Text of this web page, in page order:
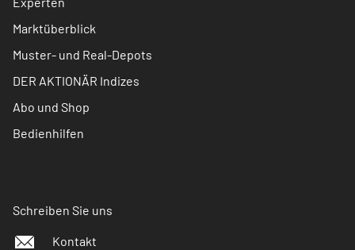
Marktüberblick
Muster- und Real-Depots
DER AKTIONÄR Indizes
Abo und Shop
Bedienhilfen
Schreiben Sie uns
Kontakt